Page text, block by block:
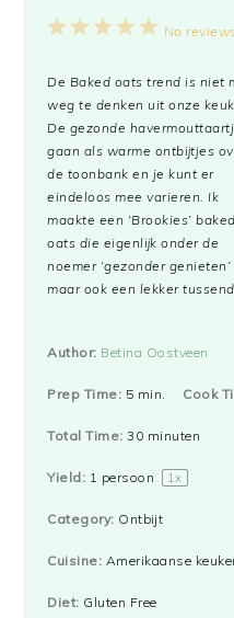
5
4
3
2
1
No reviews
De Baked oats trend is niet
weg te denken uit onze
De gezonde
gaan als warme ontbijtjes
de toonbank en je kunt er
eindeloos mee varieren. Ik
maakte een ‘Brookies’ baked
oats die eigenlijk onder de
noemer ‘gezonder
maar ook een lekker
Author: Betina Oostveen
Prep Time: 5 min. Cook
Total Time: 30 minuten
Yield: 1 persoon 1x
Category: Ontbijt
Cuisine: Amerikaanse
Diet: Gluten Free